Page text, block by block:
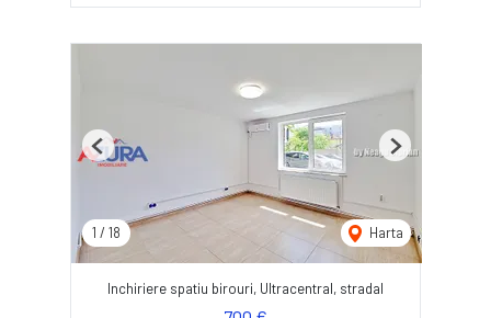
1 / 18 Harta
Previous Next
Inchiriere spatiu birouri, Ultracentral, stradal